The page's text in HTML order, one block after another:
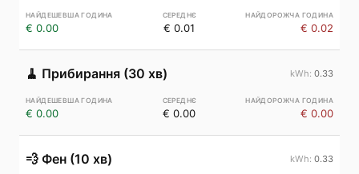
€ 0.00 € 0.01 € 0.02
🧹 Прибирання (30 хв) 0.33
€ 0.00 € 0.00 € 0.00
💨 Фен (10 хв) 0.33